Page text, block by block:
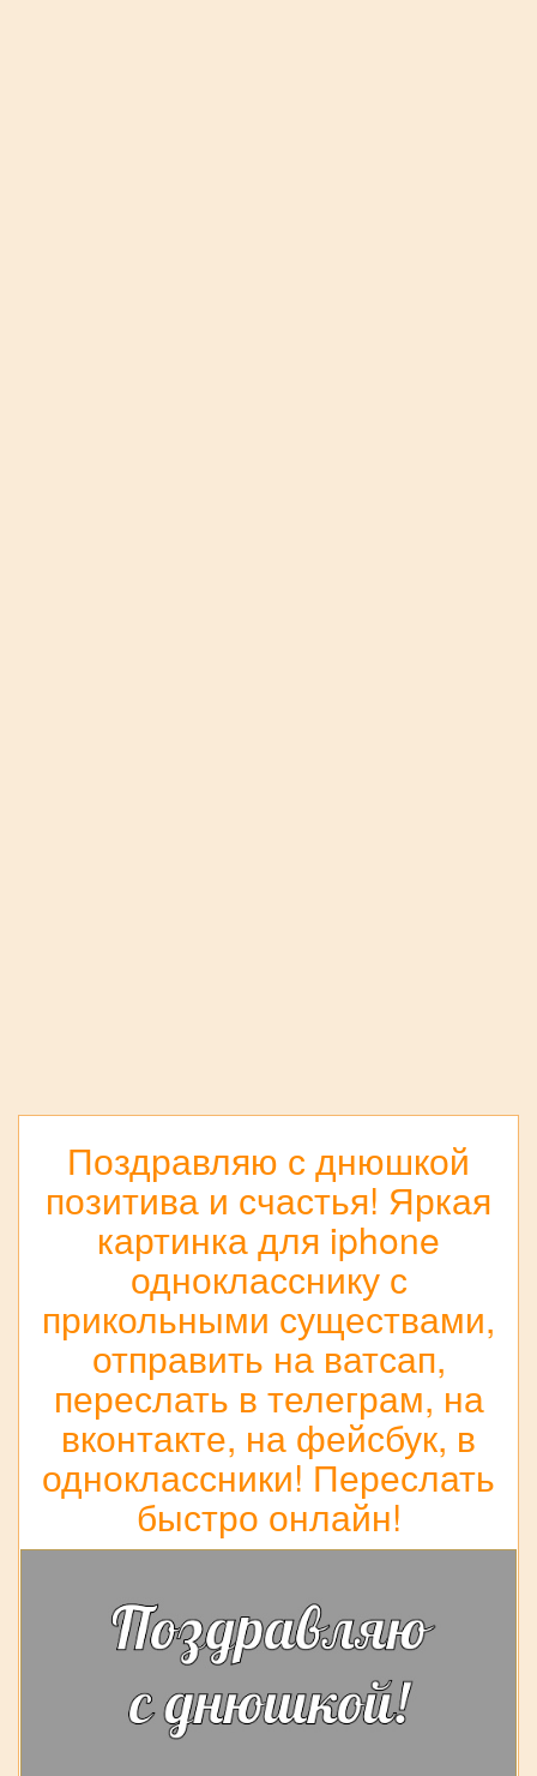
Поздравляю с днюшкой
позитива и счастья! Яркая
картинка для iphone
однокласснику с
прикольными существами,
отправить на ватсап,
переслать в телеграм, на
вконтакте, на фейсбук, в
одноклассники! Переслать
быстро онлайн!